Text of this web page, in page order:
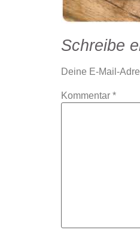
Schreibe
Deine E-Mail-
Kommentar *